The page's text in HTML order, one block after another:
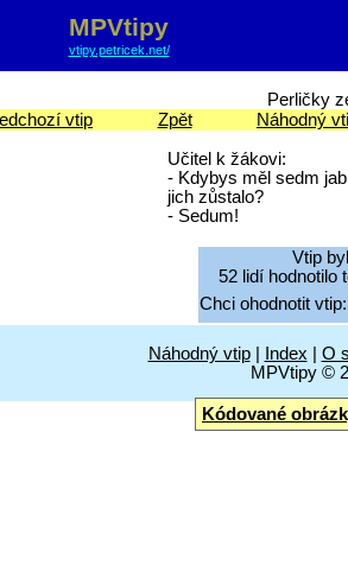
MPVtipy
vtipy.petricek.net/
Perličky
vtip
Zpět Náhodný
Učitel k žákovi:
- Kdybys měl sedm
jich zůstalo?
- Sedum!
Vtip
52 lidí hodnotilo
Chci ohodnotit vtip:
Náhodný vtip| Index
O
MPVtipy ©
Kódované